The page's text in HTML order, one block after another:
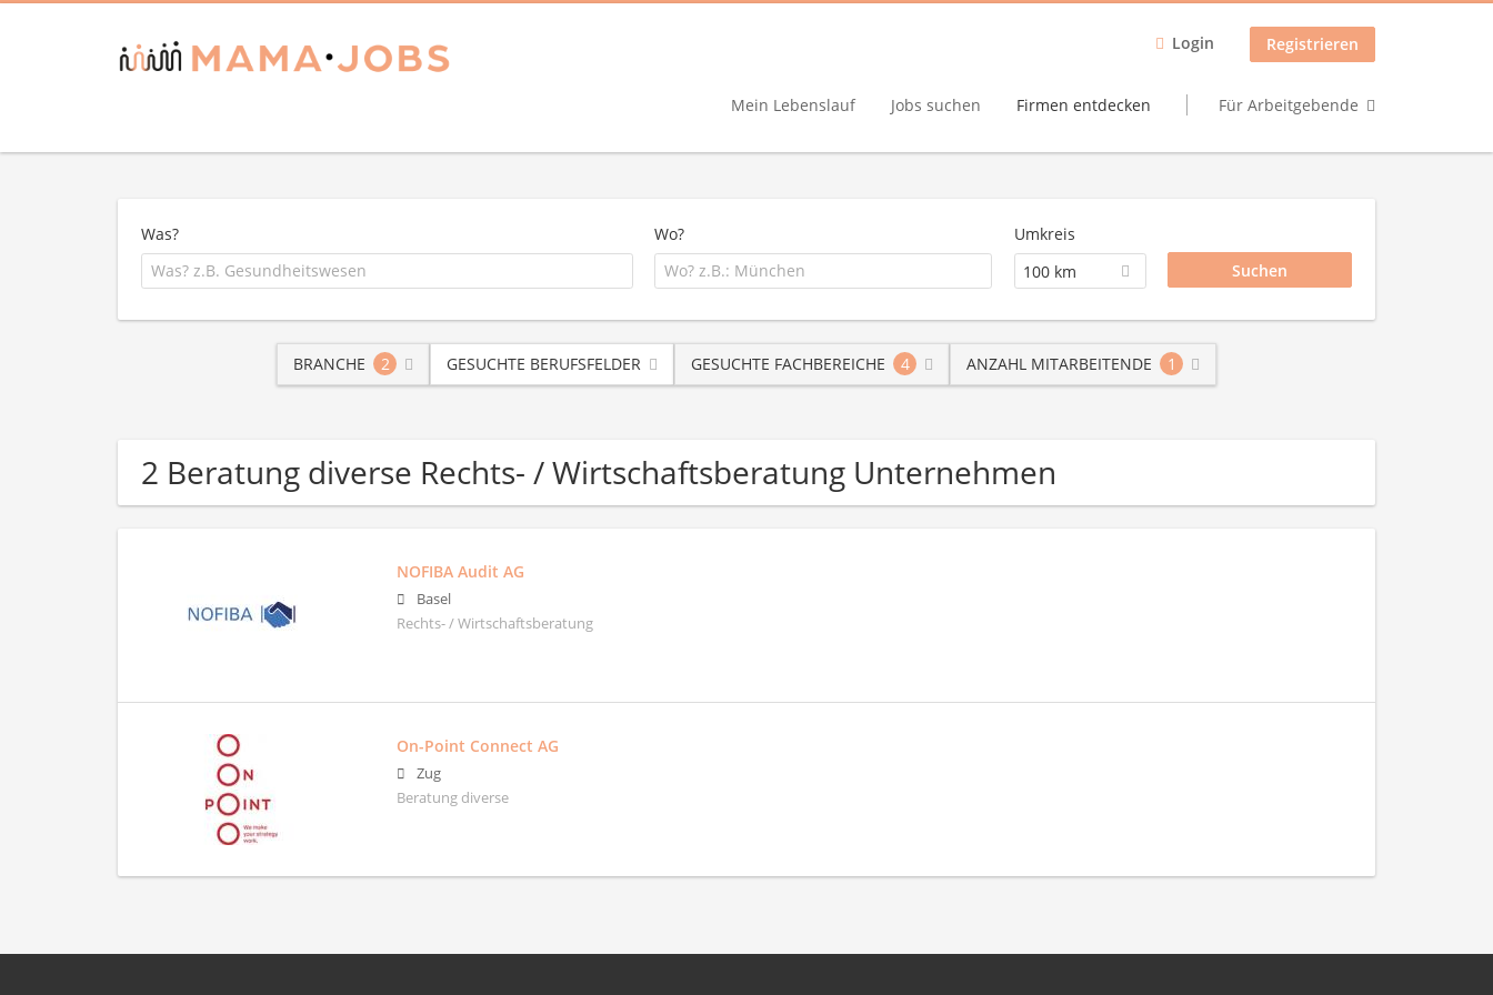
Login Registrieren
Mein Lebenslauf Jobs suchen Firmen entdecken Für Arbeitgebende
Was? Wo?
Umkreis
100 km
BRANCHE 2 GESUCHTE BERUFSFELDER GESUCHTE FACHBEREICHE 4 ANZAHL MITARBEITENDE 1
2 Beratung diverse Rechts- / Wirtschaftsberatung Unternehmen
NOFIBA Audit AG
Basel
Rechts- / Wirtschaftsberatung
On-Point Connect AG
Zug
Beratung diverse